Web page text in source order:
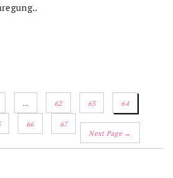
… 62 63 64
66
67
Next Page →